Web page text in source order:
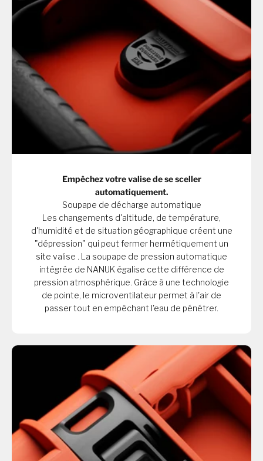
Empêchez votre valise de se sceller
automatiquement.
Soupape de décharge automatique
Les changements d'altitude, de température,
d'humidité et de situation géographique créent une
"dépression" qui peut fermer hermétiquement un
site valise . La soupape de pression automatique
intégrée de NANUK égalise cette différence de
pression atmosphérique. Grâce à une technologie
de pointe, le microventilateur permet à l'air de
passer tout en empêchant l'eau de pénétrer.